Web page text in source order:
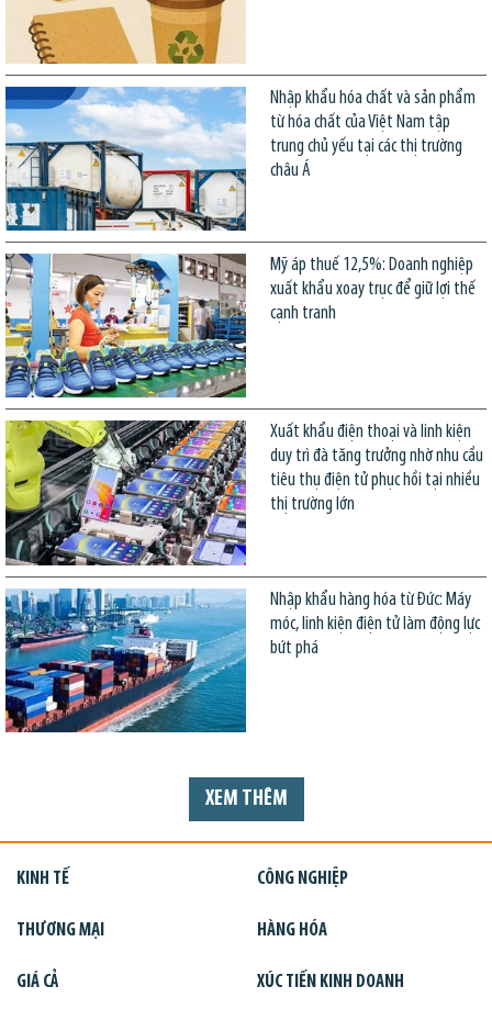
Nhập khẩu hóa chất và sản phẩm
từ hóa chất của Việt Nam tập
trung chủ yếu tại các thị trường
châu Á
Mỹ áp thuế 12,5%: Doanh nghiệp
xuất khẩu xoay trục để giữ lợi thế
cạnh tranh
Xuất khẩu điện thoại và linh kiện
duy trì đà tăng trưởng nhờ nhu cầu
tiêu thụ điện tử phục hồi tại nhiều
thị trường lớn
Nhập khẩu hàng hóa từ Đức: Máy
móc, linh kiện điện tử làm động lực
bứt phá
XEM THÊM
KINH TẾ CÔNG NGHIỆP
THƯƠNG MẠI HÀNG HÓA
GIÁ CẢ XÚC TIẾN KINH DOANH